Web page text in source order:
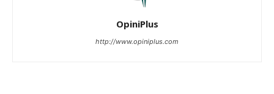
OpiniPlus
http://www.opiniplus.com